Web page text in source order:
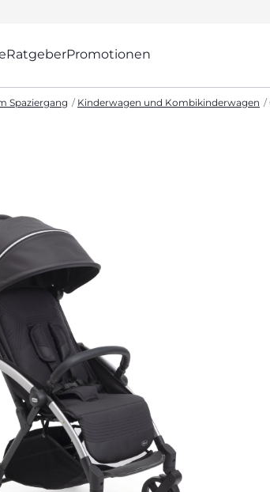
RatgeberPromotionen
Spaziergang Kinderwagen und Kombikinderwagen